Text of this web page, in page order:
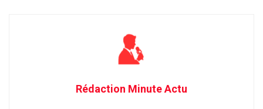
Rédaction Minute Actu